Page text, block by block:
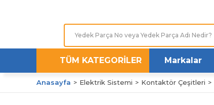
TÜM KATEGORİLER Markalar
Anasayfa Elektrik Sistemi Kontaktör Çeşitleri